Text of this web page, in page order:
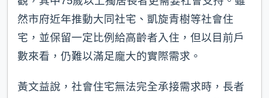
然市府近年推動大同社宅、凱旋青樹等社會住
宅，並保留一定比例給高齡者入住，但以目前戶
數來看，仍難以滿足龐大的實際需求。
黃文益說，社會住宅無法完全承接需求時，長者